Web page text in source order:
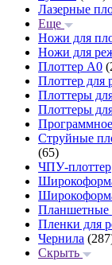
Лазерные
Еще
Ножи для
Ножи для
Плоттер А0
Плоттер для
Плоттеры
Плоттеры
Струйные
(65)
ЧПУ-плоттер
Планшетные
Пленки для
Чернила
Скрыть